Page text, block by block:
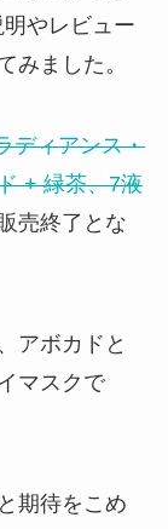
やレビュー
みました。
ディアンス・
+ 緑茶、7液
売終了とな
アボカドと
マスクで
期待をこめ